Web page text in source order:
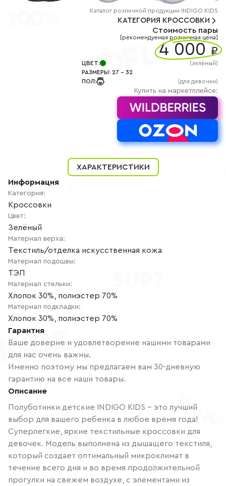
+7
Каталог розничной продукции INDIGO KIDS
КАТЕГОРИЯ КРОССОВКИ
Стоимость пары
[рекомендуемая розничная цена]
4 000 ₽
ЦВЕТ: (зелёный)
РАЗМЕРЫ: 27 - 32
ПОЛ: (для девочки)
Купить на маркетплейсе:
ХАРАКТЕРИСТИКИ
Информация
Категория:
Кроссовки
Цвет:
Зелёный
Материал верха:
Текстиль/отделка искусственная кожа
Материал подошвы:
ТЭП
Материал стельки:
Хлопок 30%, полиэстер 70%
Материал подкладки:
Хлопок 30%, полиэстер 70%
Гарантия
Ваше доверие и удовлетворение нашими товарами
для нас очень важны.
Именно поэтому мы предлагаем вам 30-дневную
гарантию на все наши товары.
Описание
Полуботинки детские INDIGO KIDS - это лучший
выбор для вашего ребенка в любое время года!
Суперлегкие, яркие текстильные кроссовки для
девочек. Модель выполнена из дышащего текстиля,
который создает оптимальный микроклимат в
течение всего дня и во время продолжительной
прогулки на свежем воздухе, с элементами из